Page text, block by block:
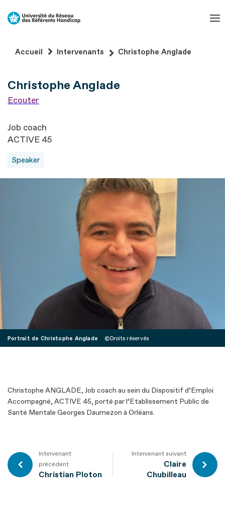
Aller
Aller
de
page
Accueil Intervenants Christophe Anglade
Portrait de Christophe Anglade Droits réservés
Christophe Anglade
Ecouter
Job coach
ACTIVE 45
Speaker
Christophe ANGLADE, Job coach au sein du Dispositif d’Emploi
Accompagné, ACTIVE 45, porté par l’Etablissement Public de
Santé Mentale Georges Daumezon à Orléans.
Intervenant
précédent
Christian Ploton
Intervenant suivant
Claire
Chubilleau